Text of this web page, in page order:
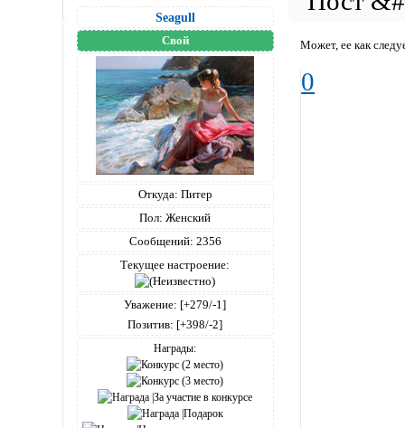
Seagull
Свой
Откуда: Питер
Пол: Женский
Сообщений: 2356
Текущее настроение:
Уважение: [+279/-1]
Позитив: [+398/-2]
Награды:
Может, ее как
0